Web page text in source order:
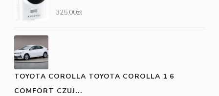
325,00zł
TOYOTA COROLLA TOYOTA COROLLA 1 6
COMFORT CZUJ...